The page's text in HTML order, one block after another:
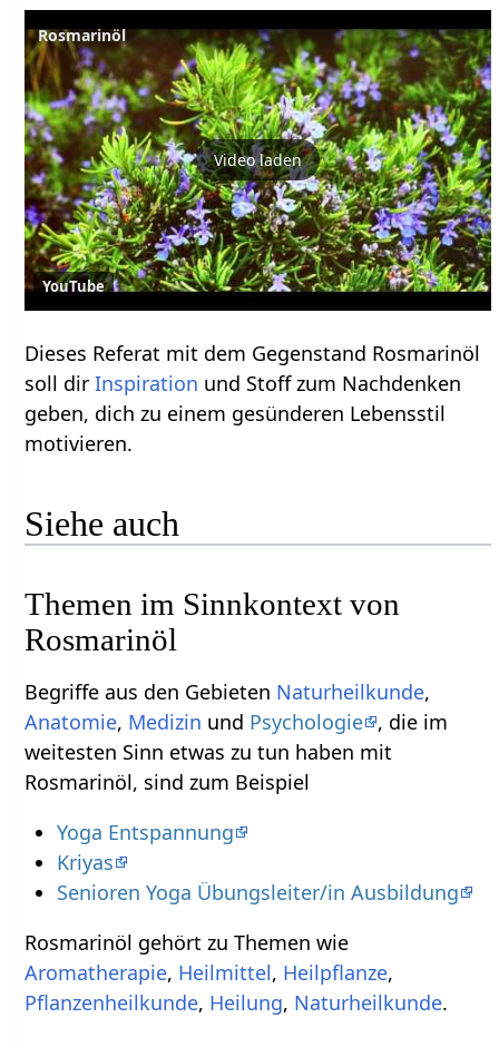
Rosmarinöl
Video laden
YouTube
Dieses Referat mit dem Gegenstand Rosmarinöl
soll dirInspiration und Stoff zum Nachdenken
geben, dich zu einem gesünderen Lebensstil
motivieren.
Siehe auch
Themen im Sinnkontext von
Rosmarinöl
Begriffe aus den Gebieten Naturheilkunde,
Anatomie, Medizin und Psychologie , die im
weitesten Sinn etwas zu tun haben mit
Rosmarinöl, sind zum Beispiel
Yoga Entspannung
Kriyas
Senioren Yoga Übungsleiter/in Ausbildung
Rosmarinöl gehört zu Themen wie
Aromatherapie, Heilmittel, Heilpflanze,
Pflanzenheilkunde, Heilung, Naturheilkunde.